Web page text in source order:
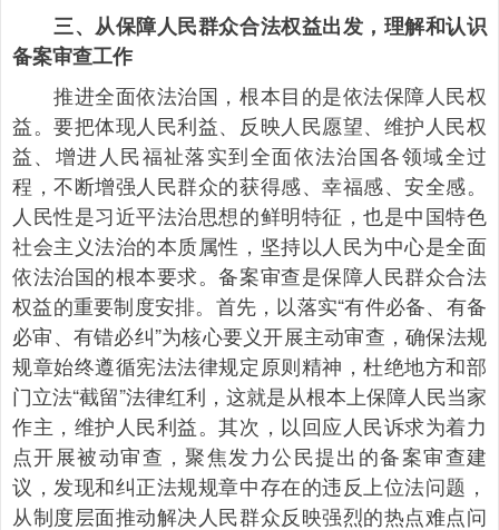
三、从保障人民群众合法权益出发，理解和认识
备案审查工作
推进全面依法治国，根本目的是依法保障人民权
益。要把体现人民利益、反映人民愿望、维护人民权
益、增进人民福祉落实到全面依法治国各领域全过
程，不断增强人民群众的获得感、幸福感、安全感。
人民性是习近平法治思想的鲜明特征，也是中国特色
社会主义法治的本质属性，坚持以人民为中心是全面
依法治国的根本要求。备案审查是保障人民群众合法
权益的重要制度安排。首先，以落实“有件必备、有备
必审、有错必纠”为核心要义开展主动审查，确保法规
规章始终遵循宪法法律规定原则精神，杜绝地方和部
门立法“截留”法律红利，这就是从根本上保障人民当家
作主，维护人民利益。其次，以回应人民诉求为着力
点开展被动审查，聚焦发力公民提出的备案审查建
议，发现和纠正法规规章中存在的违反上位法问题，
从制度层面推动解决人民群众反映强烈的热点难点问